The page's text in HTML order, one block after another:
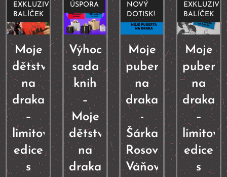
Moje
dětství
na
draka
–
limitovaná
edice
s
EXKLUZIVNÍ
BALÍČEK
Výhodná
sada
knih
–
Moje
dětství
na
draka
ÚSPORA
Moje
puberta
na
draka
-
Šárka
Rosová
Váňová
NOVÝ
DOTISK!
Moje
puberta
na
draka
–
edice
s
EXKLUZIVNÍ
BALÍČEK